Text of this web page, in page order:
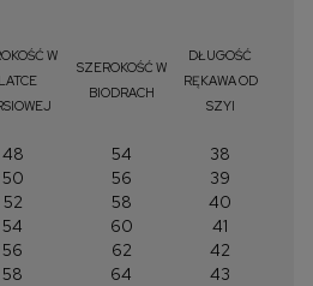
W
SZEROKOŚĆ W
BIODRACH
DŁUGOŚĆ
RĘKAWA OD
SZYI
48 54
38
50 56
39
52 58
40
54 60
41
56 62
42
58 64 43